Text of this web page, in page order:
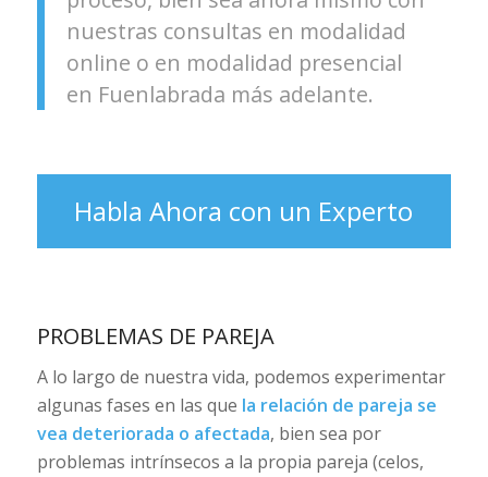
nuestras consultas en modalidad
online o en modalidad presencial
en Fuenlabrada más adelante.
Habla Ahora con un Experto
PROBLEMAS DE PAREJA
A lo largo de nuestra vida, podemos experimentar
algunas fases en las que la relación de pareja se
vea deteriorada o afectada, bien sea por
problemas intrínsecos a la propia pareja (celos,